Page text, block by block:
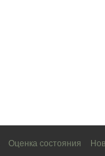
Оценка состояния